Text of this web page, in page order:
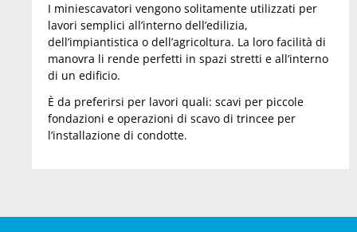
I miniescavatori vengono solitamente utilizzati per
lavori semplici all’interno dell’edilizia,
dell’impiantistica o dell’agricoltura. La loro facilità di
manovra li rende perfetti in spazi stretti e all’interno
di un edificio.
È da preferirsi per lavori quali: scavi per piccole
fondazioni e operazioni di scavo di trincee per
l’installazione di condotte.